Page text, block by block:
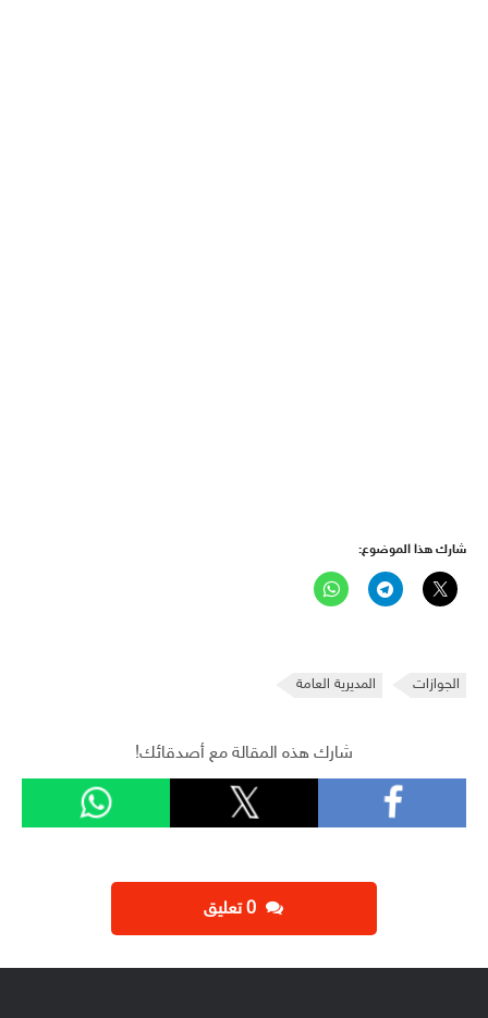
شارك هذا الموضوع:
الجوازات المديرية العامة
شارك هذه المقالة مع أصدقائك!